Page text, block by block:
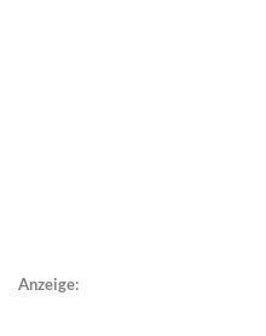
Anzeige: